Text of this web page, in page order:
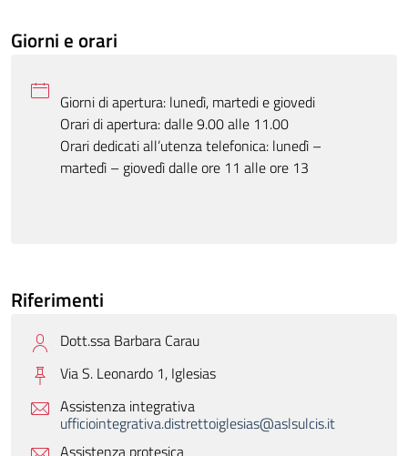
Giorni e orari
Giorni di apertura: lunedì, martedi e giovedi
Orari di apertura: dalle 9.00 alle 11.00
Orari dedicati all’utenza telefonica: lunedì –
martedì – giovedì dalle ore 11 alle ore 13
Riferimenti
Dott.ssa Barbara Carau
Via S. Leonardo 1, Iglesias
Assistenza integrativa
ufficiointegrativa.distrettoiglesias@aslsulcis.it